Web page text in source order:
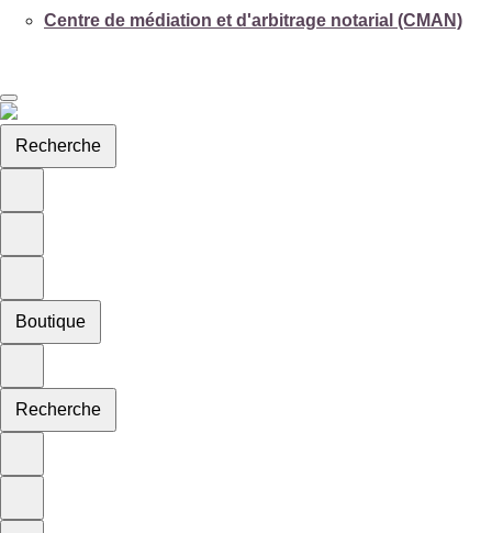
Centre de médiation et d'arbitrage notarial (CMAN)
Recherche
Boutique
Recherche